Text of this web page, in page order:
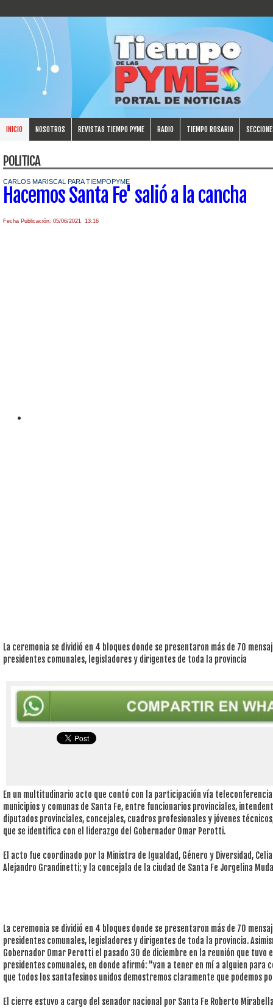
INICIO NOSOTROS REVISTAS TIEMPO PYME RADIO TIEMPO ROSARIO
POLITICA
CARLOS MARISCAL PARA TIEMPOPYME
Hacemos Santa Fe' salió a la cancha
Fecha Publicación: 05/06/2021 13:16
La ceremonia se dividió en 4 bloques donde se presentaron más de 70
presidentes comunales, legisladores y dirigentes de toda la provincia
En un multitudinario acto que contó con la participación vía
municipios y comunas de Santa Fe, entre funcionarios provinciales,
diputados provinciales, concejales, cuadros profesionales y jóvenes
que se identifica con el liderazgo del Gobernador Omar Perotti.
El acto fue coordinado por la Ministra de Igualdad, Género y Diversidad,
Alejandro Grandinetti; y la concejala de la ciudad de Santa Fe Jorgelina
La ceremonia se dividió en 4 bloques donde se presentaron más de 70
presidentes comunales, legisladores y dirigentes de toda la provincia.
Gobernador Omar Perotti el pasado 30 de diciembre en la reunión que tuvo
presidentes comunales, en donde afirmó: "van a tener en mí a alguien para
que todos los santafesinos unidos demostremos claramente que podemos
El cierre estuvo a cargo del senador nacional por Santa Fe Roberto